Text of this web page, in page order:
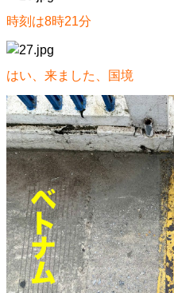
時刻は8時21分
はい、来ました、国境